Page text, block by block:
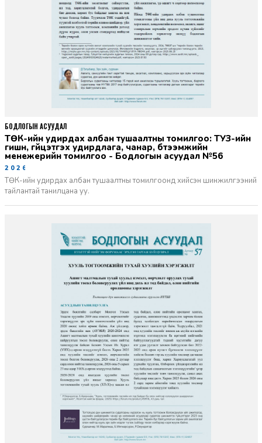
ТӨК-ийн удирдах албан тушаалтны томилгоо: ТУЗ-ийн
гишүүн, гүйцэтгэх удирдлага, чанар, бүтээмжийн
менежерийн томилгоо - Бодлогын асуудал №56
2026-06-02
ТӨК-ийн удирдах албан тушаалтны томилгоонд хийсэн шинжилгээний
тайлантай танилцана уу.
БОДЛОГЫН АСУУДАЛ